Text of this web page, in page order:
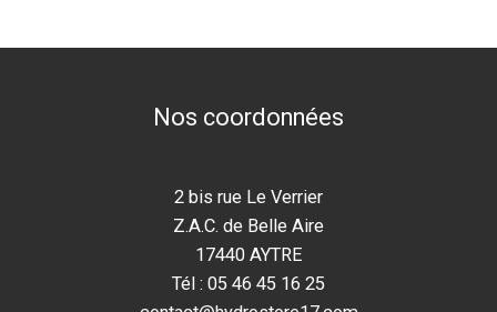
Nos coordonnées
2 bis rue Le Verrier
Z.A.C. de Belle Aire
17440 AYTRE
Tél : 05 46 45 16 25